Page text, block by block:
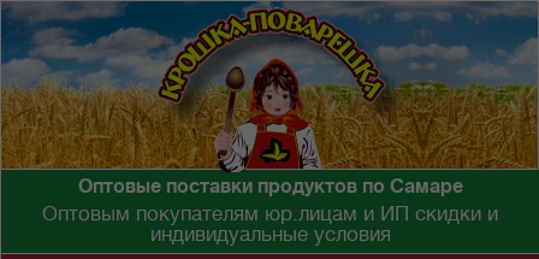
Оптовые поставки продуктов по Самаре
Оптовым покупателям юр.лицам и ИП скидки и
индивидуальные условия